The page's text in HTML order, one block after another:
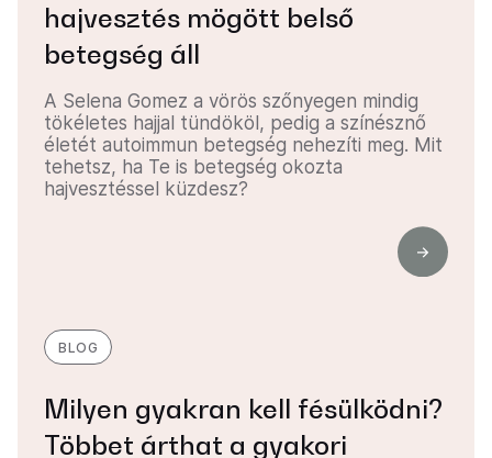
hajvesztés mögött belső
betegség áll
A Selena Gomez a vörös szőnyegen mindig
tökéletes hajjal tündököl, pedig a színésznő
életét autoimmun betegség nehezíti meg. Mit
tehetsz, ha Te is betegség okozta
hajvesztéssel küzdesz?
BLOG
Milyen gyakran kell fésülködni?
Többet árthat a gyakori